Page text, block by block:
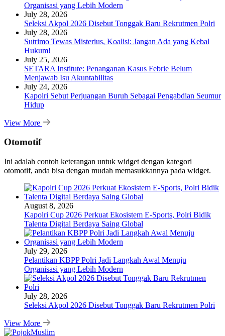
Organisasi yang Lebih Modern
July 28, 2026
Seleksi Akpol 2026 Disebut Tonggak Baru Rekrutmen Polri
July 28, 2026
Sutrimo Tewas Misterius, Koalisi: Jangan Ada yang Kebal
Hukum!
July 25, 2026
SETARA Institute: Penanganan Kasus Febrie Belum
Menjawab Isu Akuntabilitas
July 24, 2026
Kapolri Sebut Perjuangan Buruh Sebagai Pengabdian Seumur
Hidup
View More
Otomotif
Ini adalah contoh keterangan untuk widget dengan kategori
otomotif, anda bisa dengan mudah memasukkannya pada widget.
August 8, 2026
Kapolri Cup 2026 Perkuat Ekosistem E-Sports, Polri Bidik
Talenta Digital Berdaya Saing Global
July 29, 2026
Pelantikan KBPP Polri Jadi Langkah Awal Menuju
Organisasi yang Lebih Modern
July 28, 2026
Seleksi Akpol 2026 Disebut Tonggak Baru Rekrutmen Polri
View More